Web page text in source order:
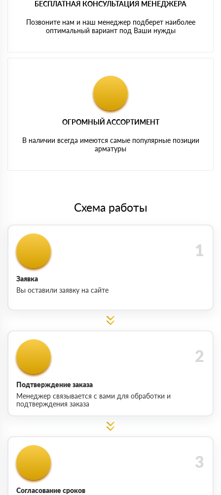
БЕСПЛАТНАЯ КОНСУЛЬТАЦИЯ МЕНЕДЖЕРА
Позвоните нам и наш менеджер подберет наиболее
оптимальный вариант под Ваши нужды
ОГРОМНЫЙ АССОРТИМЕНТ
В наличии всегда имеются самые популярные позиции
арматуры
Схема работы
Заявка
Вы оставили заявку на сайте
Подтверждение заказа
Менеджер связывается с вами для обработки и
подтверждения заказа
Согласование сроков